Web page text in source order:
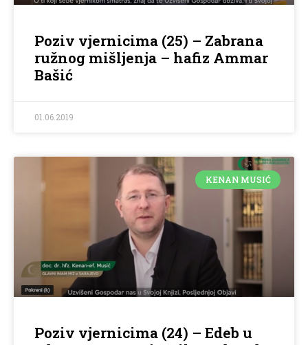
Poziv vjernicima (25) – Zabrana
ružnog mišljenja – hafiz Ammar
Bašić
01.06.2019
KENAN MUSIĆ
Poziv vjernicima (24) – Edeb u